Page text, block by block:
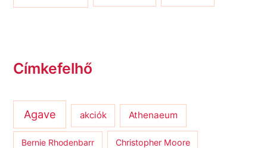
Címkefelhő
Agave akciók Athenaeum
Bernie Rhodenbarr Christopher Moore